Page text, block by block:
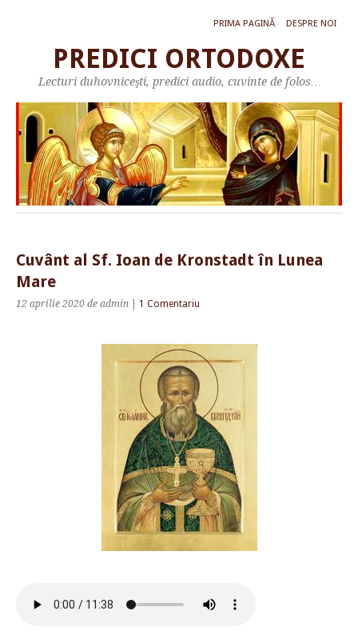
PRIMA PAGINĂ DESPRE NOI
PREDICI ORTODOXE
Lecturi duhovniceşti, predici audio, cuvinte de folos…
Cuvânt al Sf. Ioan de Kronstadt în Lunea
Mare
12 aprilie 2020 de admin 1 Comentariu